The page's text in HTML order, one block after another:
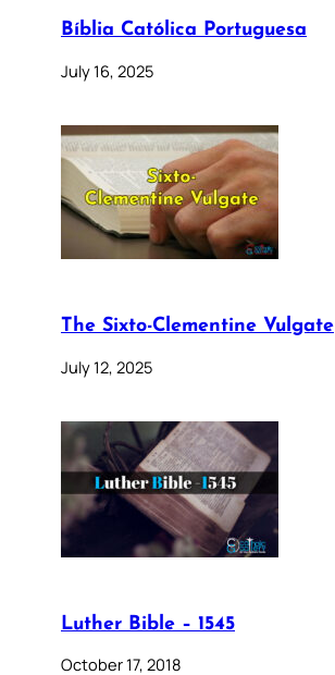
Bíblia Católica Portuguesa
July 16, 2025
The Sixto-Clementine Vulgate
July 12, 2025
Luther Bible – 1545
October 17, 2018